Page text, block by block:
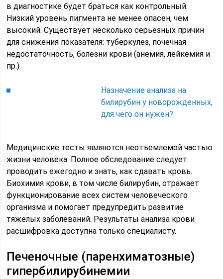
в диагностике будет браться как контрольный.
Низкий уровень пигмента не менее опасен, чем
высокий. Существует несколько серьезных причин
для снижения показателя: туберкулез, почечная
недостаточность, болезни крови (анемия, лейкемия и
пр.).
Назначение анализа на
билирубин у новорожденных,
для чего он нужен?
Медицинские тесты являются неотъемлемой частью
жизни человека. Полное обследование следует
проводить ежегодно и знать, как сдавать кровь.
Биохимия крови, в том числе билирубин, отражает
функционирование всех систем человеческого
организма и помогает предупредить развитие
тяжелых заболеваний. Результаты анализа крови
расшифровка доступна только специалисту.
Печеночные (паренхиматозные)
гипербилирубинемии